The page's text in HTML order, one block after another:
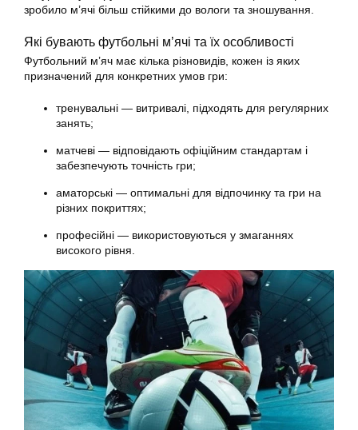
зробило м’ячі більш стійкими до вологи та зношування.
Які бувають футбольні м’ячі та їх особливості
Футбольний м’яч має кілька різновидів, кожен із яких
призначений для конкретних умов гри:
тренувальні — витривалі, підходять для регулярних
занять;
матчеві — відповідають офіційним стандартам і
забезпечують точність гри;
аматорські — оптимальні для відпочинку та гри на
різних покриттях;
професійні — використовуються у змаганнях
високого рівня.